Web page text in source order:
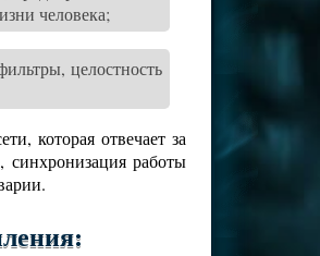
человека;
целостность
которая отвечает за
работы